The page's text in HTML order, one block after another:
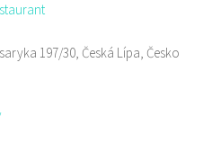
197/30, Česká Lípa, Česko